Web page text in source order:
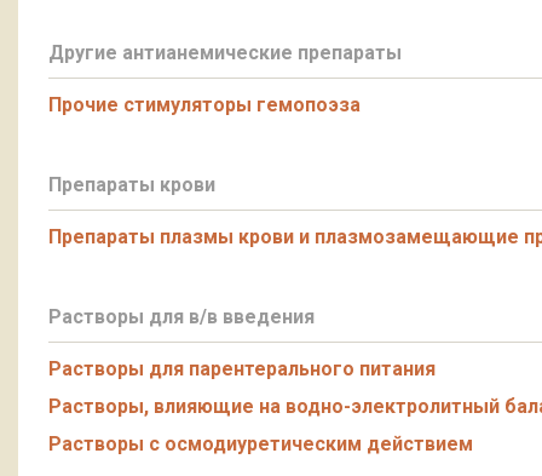
Другие антианемические препараты
Прочие стимуляторы гемопоэза
Препараты крови
Препараты плазмы крови и плазмозамещающие
Растворы для в/в введения
Растворы для парентерального питания
Растворы, влияющие на водно-электролитный
Растворы с осмодиуретическим действием